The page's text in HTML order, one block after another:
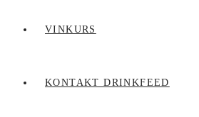
VINKURS
KONTAKT DRINKFEED